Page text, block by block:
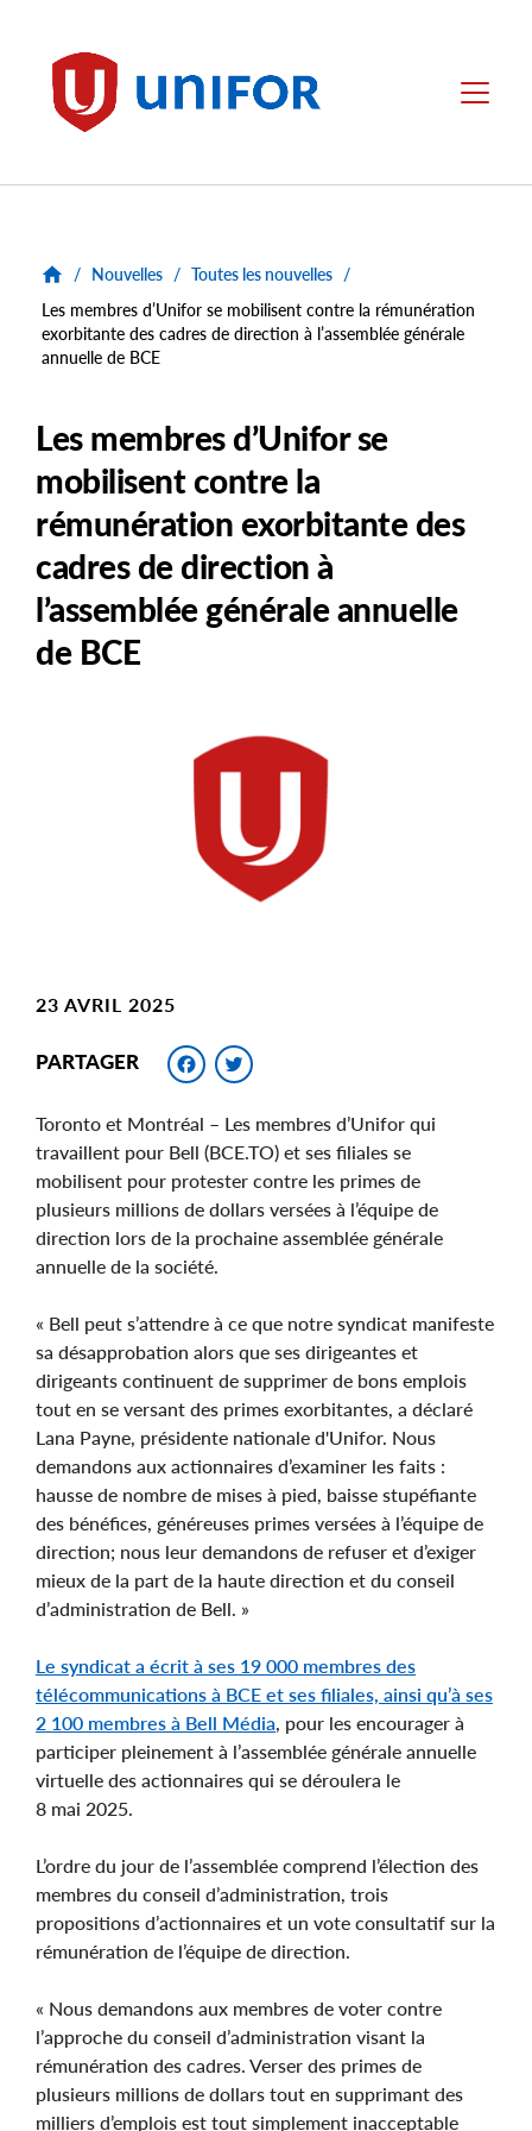
Unifor Menu
/ Nouvelles / Toutes les nouvelles /
Les membres d’Unifor se mobilisent contre la rémunération
exorbitante des cadres de direction à l’assemblée générale
annuelle de BCE
Les membres d’Unifor se
mobilisent contre la
rémunération exorbitante des
cadres de direction à
l’assemblée générale annuelle
de BCE
23 AVRIL 2025
PARTAGER Facebook
Toronto et Montréal – Les membres d’Unifor qui
travaillent pour Bell (BCE.TO) et ses filiales se
mobilisent pour protester contre les primes de
plusieurs millions de dollars versées à l’équipe de
direction lors de la prochaine assemblée générale
annuelle de la société.
« Bell peut s’attendre à ce que notre syndicat manifeste
sa désapprobation alors que ses dirigeantes et
dirigeants continuent de supprimer de bons emplois
tout en se versant des primes exorbitantes, a déclaré
Lana Payne, présidente nationale d'Unifor. Nous
demandons aux actionnaires d’examiner les faits :
hausse de nombre de mises à pied, baisse stupéfiante
des bénéfices, généreuses primes versées à l’équipe de
direction; nous leur demandons de refuser et d’exiger
mieux de la part de la haute direction et du conseil
d’administration de Bell. »
Le syndicat a écrit à ses 19 000 membres des
télécommunications à BCE et ses filiales, ainsi qu’à ses
2 100 membres à Bell Média , pour les encourager à
participer pleinement à l’assemblée générale annuelle
virtuelle des actionnaires qui se déroulera le
8 mai 2025.
L’ordre du jour de l’assemblée comprend l’élection des
membres du conseil d’administration, trois
propositions d’actionnaires et un vote consultatif sur la
rémunération de l’équipe de direction.
« Nous demandons aux membres de voter contre
l’approche du conseil d’administration visant la
rémunération des cadres. Verser des primes de
plusieurs millions de dollars tout en supprimant des
milliers d’emplois est tout simplement inacceptable